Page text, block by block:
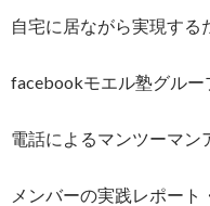
自宅に居ながら実現する
facebookモエル塾グルー
電話によるマンツーマン
メンバーの実践レポート